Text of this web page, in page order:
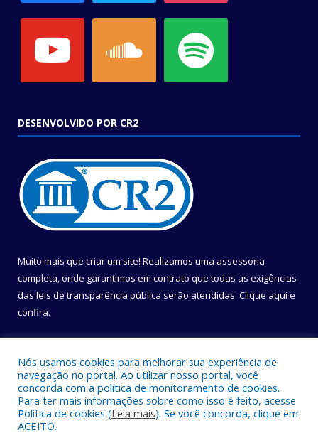
DESENVOLVIDO POR CR2
Muito mais que criar um site! Realizamos uma assessoria
completa, onde garantimos em contrato que todas as exigências
das leis de transparência pública serão atendidas. Clique aqui e
confira.
Todos os direitos reservados a Câmara Municipal de Belém.
Nós usamos cookies para melhorar sua experiência de
navegação no portal. Ao utilizar nosso portal, você
concorda com a política de monitoramento de cookies.
Para ter mais informações sobre como isso é feito, acesse
Política de cookies (Leia mais). Se você concorda, clique em
ACEITO.